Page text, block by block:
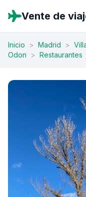
Vente de
Inicio > Madrid >
Odon
> Restaurantes